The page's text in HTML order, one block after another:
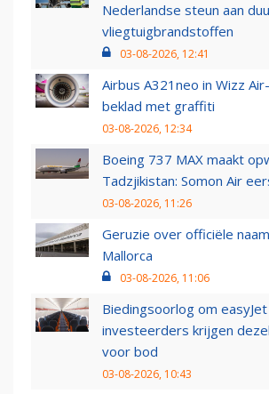
Nederlandse steun aan
vliegtuigbrandstoffen
03-08-2026, 12:41
Airbus A321neo in Wizz
beklad met graffiti
03-08-2026, 12:34
Boeing 737 MAX maakt
Tadzjikistan: Somon Air
03-08-2026, 11:26
Geruzie over officiële
Mallorca
03-08-2026, 11:06
Biedingsoorlog om
investeerders krijgen
voor bod
03-08-2026, 10:43